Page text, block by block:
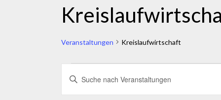
Veranstaltungen Kreislaufwirtschaft
Veranstaltungen
Veranstaltungen
Suche
BITTE